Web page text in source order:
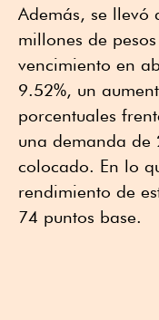
Además, se llevó
millones de
vencimiento en
9.52%, un
porcentuales
una demanda de
colocado. En lo
rendimiento de
74 puntos base.